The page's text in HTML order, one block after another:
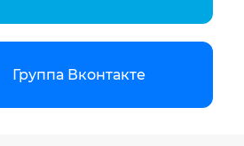
Группа Вконтакте